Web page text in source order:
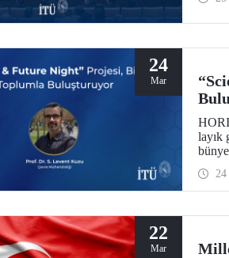
24
Mar
layık
dijital
22
Mar